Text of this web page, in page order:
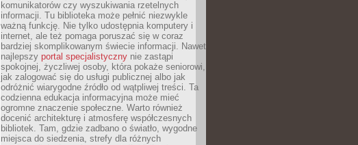
komunikatorów czy wyszukiwania rzetelnych
informacji. Tu biblioteka może pełnić niezwykle
ważną funkcję. Nie tylko udostępnia komputery i
internet, ale też pomaga poruszać się w coraz
bardziej skomplikowanym świecie informacji. Nawet
najlepszy portal specjalistyczny nie zastąpi
spokojnej, życzliwej osoby, która pokaże seniorowi,
jak zalogować się do usługi publicznej albo jak
odróżnić wiarygodne źródło od wątpliwej treści. Ta
codzienna edukacja informacyjna może mieć
ogromne znaczenie społeczne. Warto również
docenić architekturę i atmosferę współczesnych
bibliotek. Tam, gdzie zadbano o światło, wygodne
miejsca do siedzenia, strefy dla różnych